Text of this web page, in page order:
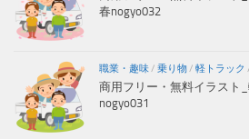
春nogyo032
職業・趣味/ 乗り物/ 軽トラック
商用フリー・無料イラスト
nogyo031